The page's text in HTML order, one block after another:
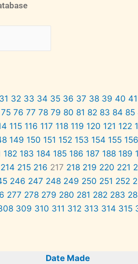
31 32 33 34 35 36 37 38 39 40 41
75 76 77 78 79 80 81 82 83 84 85
115 116 117 118 119 120 121 122
149 150 151 152 153 154 155 156
182 183 184 185 186 187 188 189
214 215 216 217 218 219 220 221
246 247 248 249 250 251 252
277 278 279 280 281 282 283
309 310 311 312 313 314 315
Date Made